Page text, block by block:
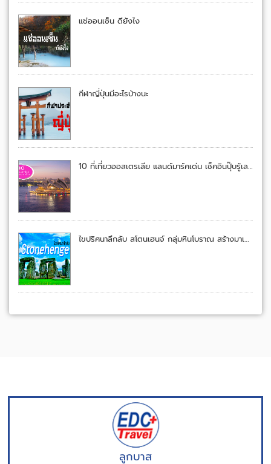
แช่ออนเซ็น ดียังไง
กีฬาญี่ปุ่นมีอะไรบ้างนะ
10 ที่เที่ยวออสเตรเลีย แลนด์มาร์คเด่น เช็คอินปุ๊บรู้เลยอยู่เมืองจิงโจ้
ไขปริศนาลึกลับ สโตนเฮนจ์ กลุ่มหินโบราณ สร้างมาเพื่ออะไร?
ลูกบาส